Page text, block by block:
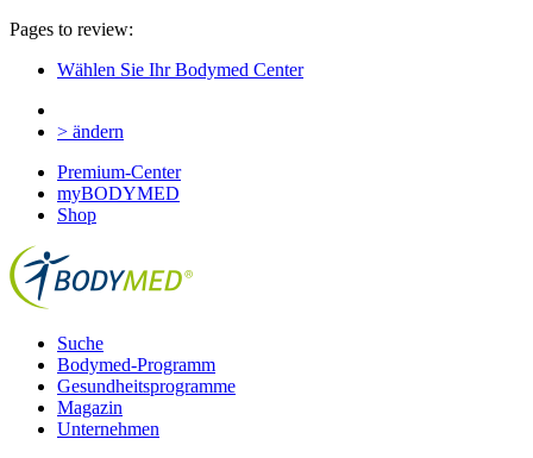
Pages to review:
Wählen Sie Ihr Bodymed Center
> ändern
Premium-Center
myBODYMED
Shop
Suche
Bodymed-Programm
Gesundheitsprogramme
Magazin
Unternehmen